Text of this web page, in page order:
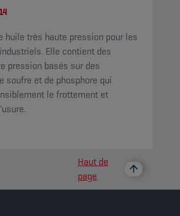
huile très haute pression pour les
Elle contient des
pression basés sur des
soufre et de phosphore qui
le frottement et
Haut de
page